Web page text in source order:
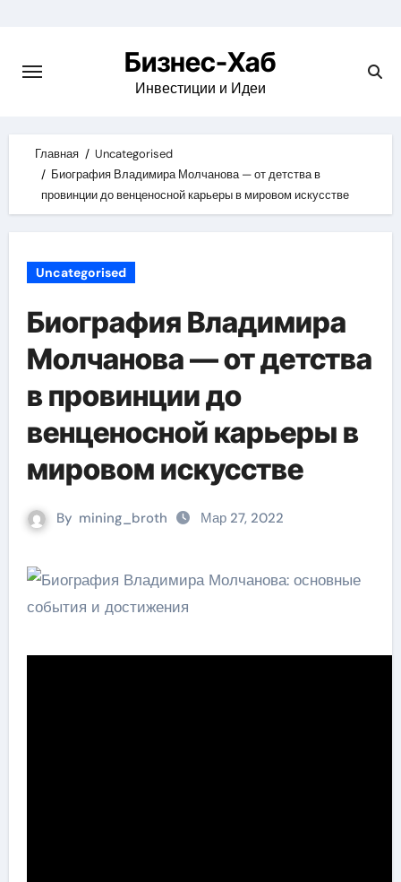
content
Бизнес-Хаб
Инвестиции и Идеи
Главная
Uncategorised
Биография Владимира Молчанова — от детства в
провинции до венценосной карьеры в мировом искусстве
Uncategorised
Биография Владимира
Молчанова — от детства
в провинции до
венценосной карьеры в
мировом искусстве
By mining_broth Мар 27, 2022